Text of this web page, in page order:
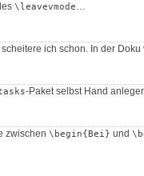
\leavevmode…
ich schon. In der
-Paket selbst Hand
zwischen \begin{Bei} und